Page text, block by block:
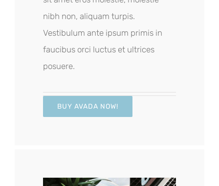
nibh non, aliquam turpis.
Vestibulum ante ipsum primis in
faucibus orci luctus et ultrices
posuere.
BUY AVADA NOW!